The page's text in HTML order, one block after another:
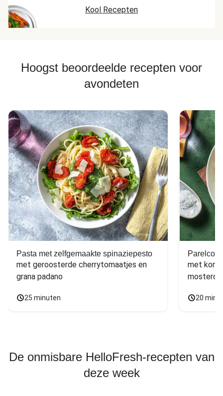
Kool Recepten
Hoogst beoordeelde recepten voor
avondeten
Pasta met zelfgemaakte spinaziepesto
met geroosterde cherrytomaatjes en
grana padano
25 minuten
met
20
De onmisbare HelloFresh-recepten van
deze week